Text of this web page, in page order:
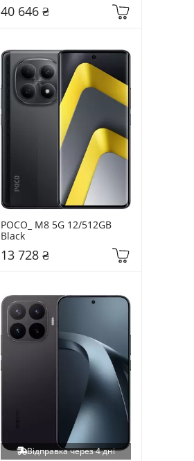
40 646 ₴
POCO_ M8 5G 12/512GB
Black
13 728 ₴
Відправка через 4 дні